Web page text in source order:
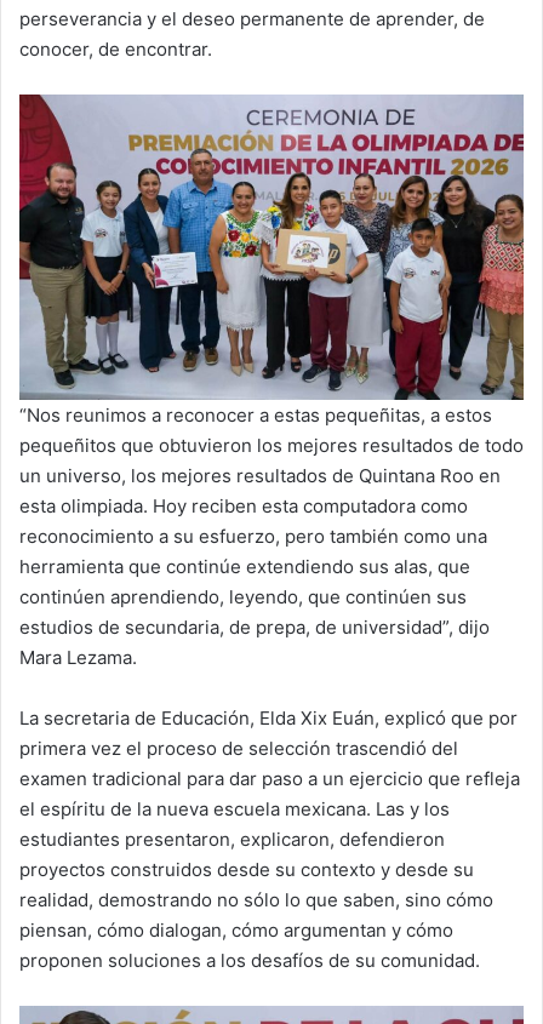
perseverancia y el deseo permanente de aprender, de
conocer, de encontrar.
“Nos reunimos a reconocer a estas pequeñitas, a estos
pequeñitos que obtuvieron los mejores resultados de todo
un universo, los mejores resultados de Quintana Roo en
esta olimpiada. Hoy reciben esta computadora como
reconocimiento a su esfuerzo, pero también como una
herramienta que continúe extendiendo sus alas, que
continúen aprendiendo, leyendo, que continúen sus
estudios de secundaria, de prepa, de universidad”, dijo
Mara Lezama.
La secretaria de Educación, Elda Xix Euán, explicó que por
primera vez el proceso de selección trascendió del
examen tradicional para dar paso a un ejercicio que refleja
el espíritu de la nueva escuela mexicana. Las y los
estudiantes presentaron, explicaron, defendieron
proyectos construidos desde su contexto y desde su
realidad, demostrando no sólo lo que saben, sino cómo
piensan, cómo dialogan, cómo argumentan y cómo
proponen soluciones a los desafíos de su comunidad.